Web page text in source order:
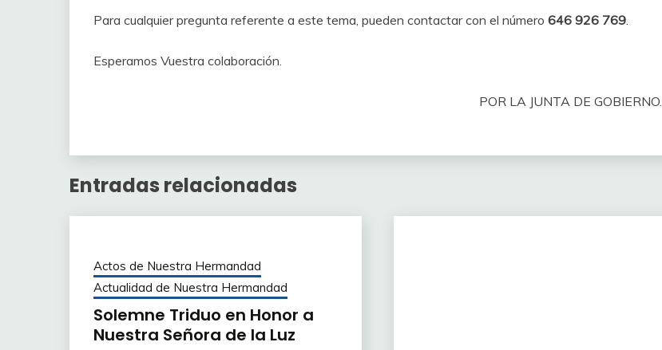
Para cualquier pregunta referente a este tema, pueden contactar con el número 646 926 769.
Esperamos Vuestra colaboración.
POR LA JUNTA DE GOBIERNO.
Entradas relacionadas
Actos de Nuestra Hermandad
Actualidad de Nuestra Hermandad
Solemne Triduo en Honor a
Nuestra Señora de la Luz